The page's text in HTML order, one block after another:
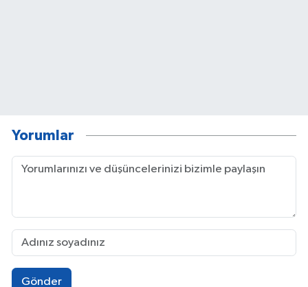
Yorumlar
Gönder